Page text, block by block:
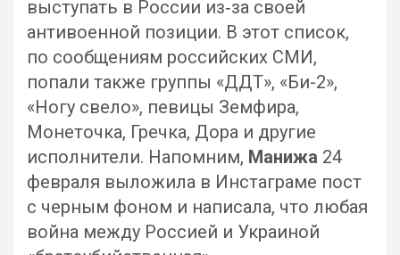
выступать в России из‑за своей
антивоенной позиции. В этот список,
по сообщениям российских СМИ,
попали также группы «ДДТ», «Би-2»,
«Ногу свело», певицы Земфира,
Монеточка, Гречка, Дора и другие
исполнители. Напомним, Манижа 24
февраля выложила в Инстаграме пост
с черным фоном и написала, что любая
война между Россией и Украиной